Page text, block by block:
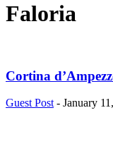
Faloria
Cortina
Guest Post - January